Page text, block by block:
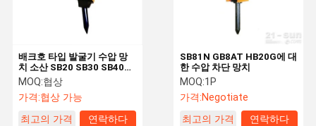
SB81N GB8AT HB20G에 대
한 수압 차단 망치
MOQ:1P
가격:Negotiate
최고의 가격
연락하다
배크호 타입 발굴기 수압 망
치 소산 SB20 SB30 SB40
SB43 SB45 SB50
MOQ:협상
가격:협상 가능
최고의 가격
연락하다